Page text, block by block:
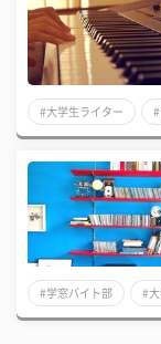
#大学生ライター #
#学窓バイト部 #大